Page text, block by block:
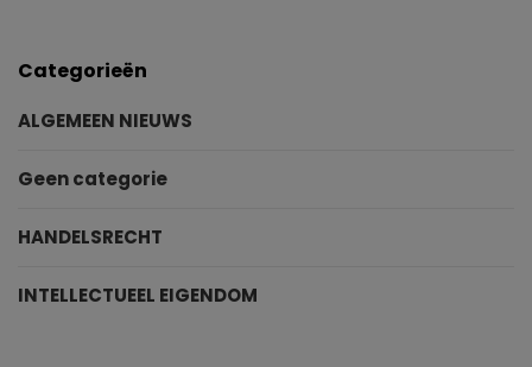
Categorieën
ALGEMEEN NIEUWS
Geen categorie
HANDELSRECHT
INTELLECTUEEL EIGENDOM